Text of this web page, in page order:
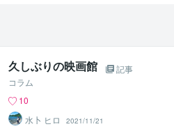
久しぶりの映画館
記事
コラム
10
水卜 ヒロ
2021/11/21